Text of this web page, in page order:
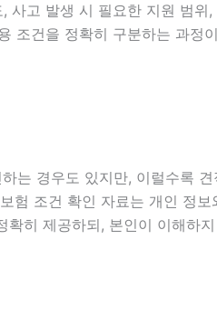
고 발생 시 필요한 지원 범위
건을 정확히 구분하는 과정
경우도 있지만, 이럴수록
조건 확인 자료는 개인 정
히 제공하되, 본인이 이해하